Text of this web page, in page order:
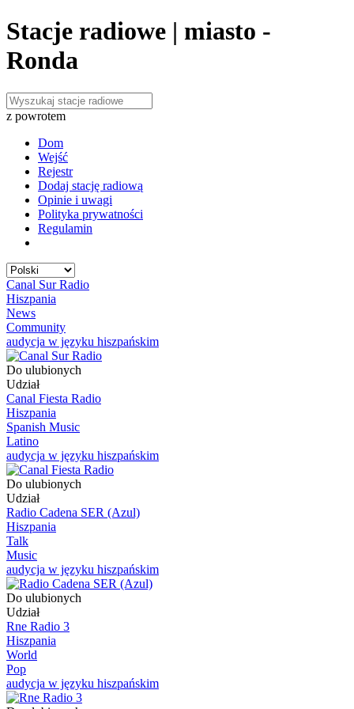
Stacje radiowe | miasto -
Ronda
z powrotem
Dom
Wejść
Rejestr
Dodaj stację radiową
Opinie i uwagi
Polityka prywatności
Regulamin
Canal Sur Radio
Hiszpania
News
Community
audycja w języku hiszpańskim
Do ulubionych
Udział
Canal Fiesta Radio
Hiszpania
Spanish Music
Latino
audycja w języku hiszpańskim
Do ulubionych
Udział
Radio Cadena SER (Azul)
Hiszpania
Talk
Music
audycja w języku hiszpańskim
Do ulubionych
Udział
Rne Radio 3
Hiszpania
World
Pop
audycja w języku hiszpańskim